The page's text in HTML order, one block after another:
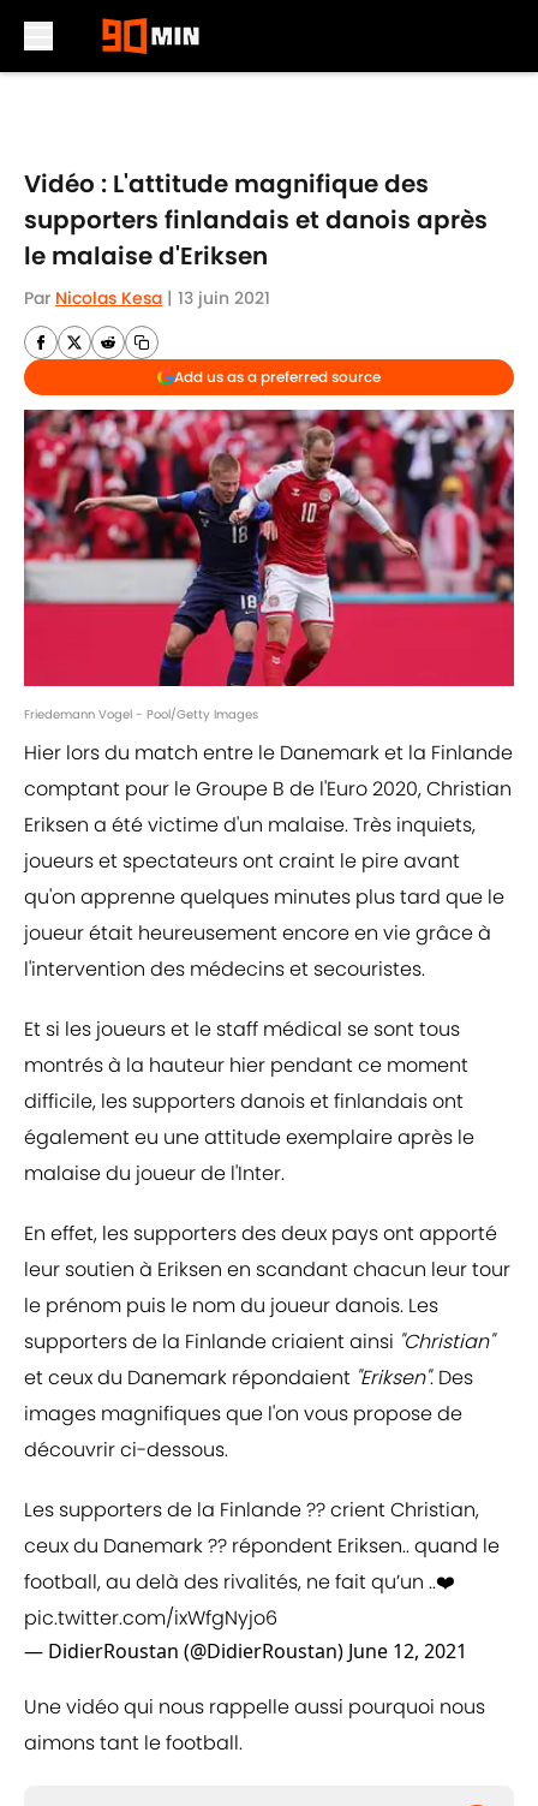
Vidéo : L'attitude magnifique des
supporters finlandais et danois après
le malaise d'Eriksen
Par Nicolas Kesa | 13 juin 2021
Add us as a preferred source
Friedemann Vogel - Pool/Getty Images
Hier lors du match entre le Danemark et la Finlande
comptant pour le Groupe B de l'Euro 2020, Christian
Eriksen a été victime d'un malaise. Très inquiets,
joueurs et spectateurs ont craint le pire avant
qu'on apprenne quelques minutes plus tard que le
joueur était heureusement encore en vie grâce à
l'intervention des médecins et secouristes.
Et si les joueurs et le staff médical se sont tous
montrés à la hauteur hier pendant ce moment
difficile, les supporters danois et finlandais ont
également eu une attitude exemplaire après le
malaise du joueur de l'Inter.
En effet, les supporters des deux pays ont apporté
leur soutien à Eriksen en scandant chacun leur tour
le prénom puis le nom du joueur danois. Les
supporters de la Finlande criaient ainsi "Christian"
et ceux du Danemark répondaient "Eriksen". Des
images magnifiques que l'on vous propose de
découvrir ci-dessous.
Les supporters de la Finlande ?? crient Christian,
ceux du Danemark ?? répondent Eriksen.. quand le
football, au delà des rivalités, ne fait qu’un ..❤️
pic.twitter.com/ixWfgNyjo6
— DidierRoustan (@DidierRoustan) June 12, 2021
Une vidéo qui nous rappelle aussi pourquoi nous
aimons tant le football.